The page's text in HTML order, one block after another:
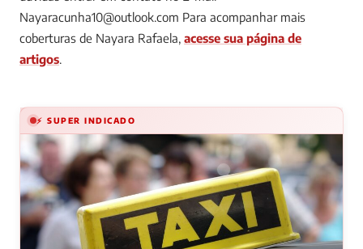
Nayaracunha10@outlook.com Para acompanhar mais
coberturas de Nayara Rafaela, acesse sua página de
artigos.
⚡ SUPER INDICADO